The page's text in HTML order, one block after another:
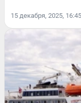
15 декабря, 2025, 16:45